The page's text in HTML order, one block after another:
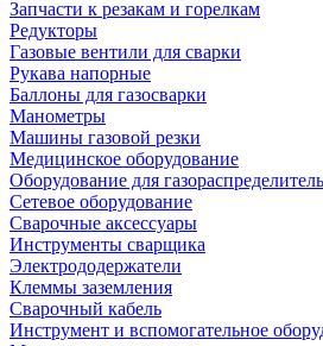
Запчасти к резакам и горелкам
Редукторы
Газовые вентили для сварки
Рукава напорные
Баллоны для газосварки
Манометры
Машины газовой резки
Медицинское оборудование
Оборудование для
Сетевое оборудование
Сварочные аксессуары
Инструменты сварщика
Электрододержатели
Клеммы заземления
Сварочный кабель
Инструмент и вспомогательное